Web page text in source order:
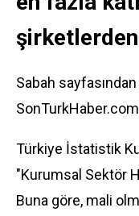
Sabah
SonTurkHaber.com
Türkiye İstatistik
"Kurumsal Sektör
Buna göre, mali